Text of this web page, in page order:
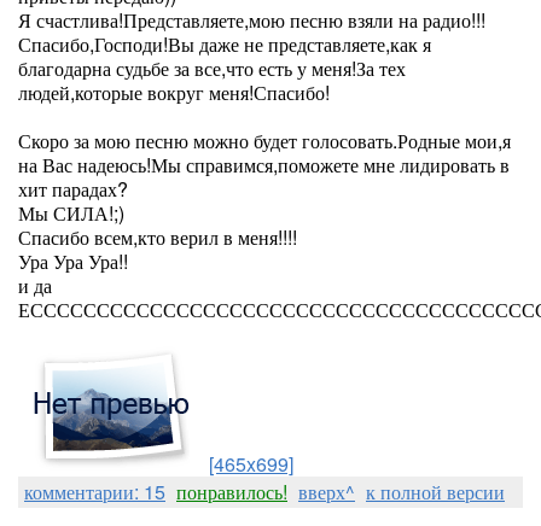
Я счастлива!Представляете,мою песню взяли на радио!!!
Спасибо,Господи!Вы даже не представляете,как я
благодарна судьбе за все,что есть у меня!За тех
людей,которые вокруг меня!Спасибо!
Скоро за мою песню можно будет голосовать.Родные мои,я
на Вас надеюсь!Мы справимся,поможете мне лидировать в
хит парадах?
Мы СИЛА!;)
Спасибо всем,кто верил в меня!!!!
Ура Ура Ура!!
и да
[465x699]
комментарии: 15 понравилось! вверх^ к полной версии